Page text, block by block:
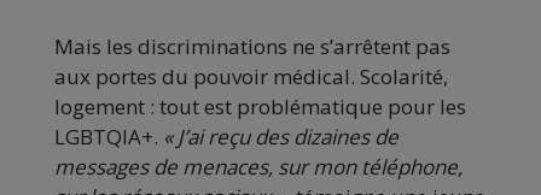
Mais les discriminations ne s’arrêtent pas
aux portes du pouvoir médical. Scolarité,
logement : tout est problématique pour les
LGBTQIA+. « J’ai reçu des dizaines de
messages de menaces, sur mon téléphone,